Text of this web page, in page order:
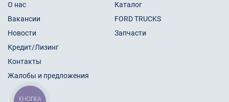
О нас
Вакансии
Новости
Кредит/Лизинг
Контакты
Жалобы и предложения
Каталог
FORD TRUCKS
Запчасти
КНОПКА